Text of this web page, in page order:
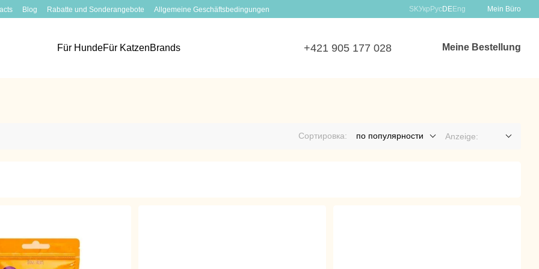
Blog Rabatte und Sonderangebote Allgemeine Geschäftsbedingungen SKУкр РусDEEng Mein Büro
Für HundeFür KatzenBrands +421 905 177 028 Meine Bestellung
Сортировка: по популярности Anzeige: